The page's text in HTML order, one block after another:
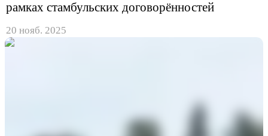
рамках стамбульских договорённостей
20 нояб. 2025